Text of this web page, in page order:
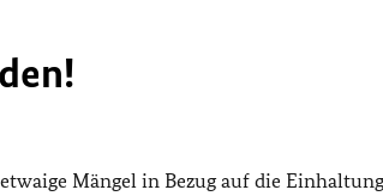
Mängel in Bezug auf die